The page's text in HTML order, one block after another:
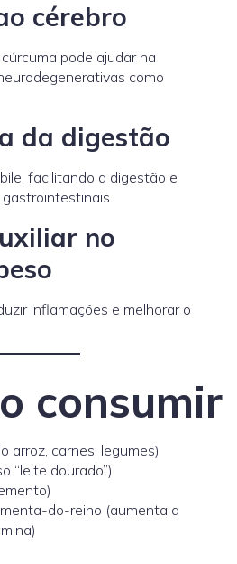
cérebro
pode ajudar na
como
da digestão
facilitando a digestão e
no
inflamações e melhorar o
consumir
arroz, carnes, legumes)
“leite dourado”)
do-reino (aumenta a